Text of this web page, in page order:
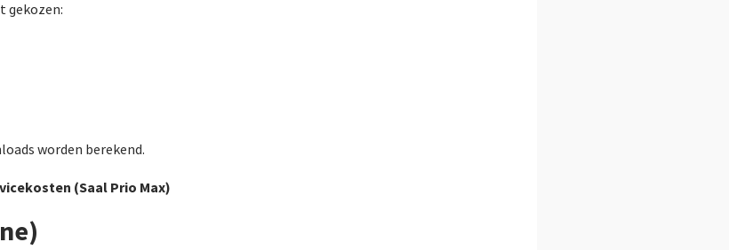
gekozen:
worden berekend.
(Saal Prio Max)